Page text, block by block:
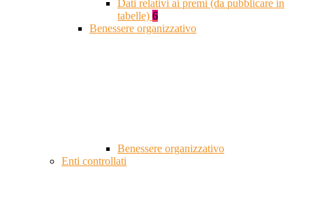
Dati relativi ai premi (da pubblicare in
tabelle) 6
Benessere organizzativo
Benessere organizzativo
Enti controllati